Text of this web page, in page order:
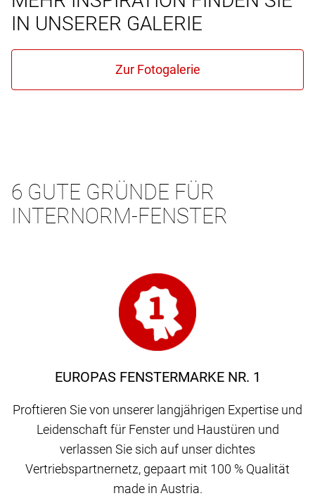
IN UNSERER GALERIE
6 GUTE GRÜNDE FÜR
INTERNORM-FENSTER
EUROPAS FENSTERMARKE NR. 1
Proftieren Sie von unserer langjährigen Expertise und
Leidenschaft für Fenster und Haustüren und
verlassen Sie sich auf unser dichtes
Vertriebspartnernetz, gepaart mit 100 % Qualität
made in Austria.